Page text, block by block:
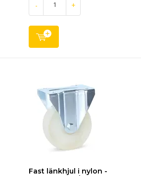
- +
Fast länkhjul i nylon -